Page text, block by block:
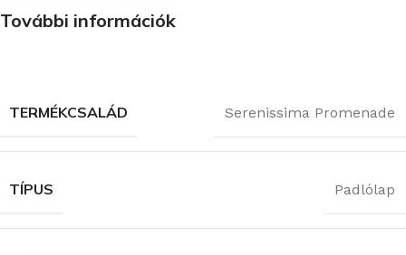
További információk
TERMÉKCSALÁD Serenissima Promenade
TÍPUS Padlólap